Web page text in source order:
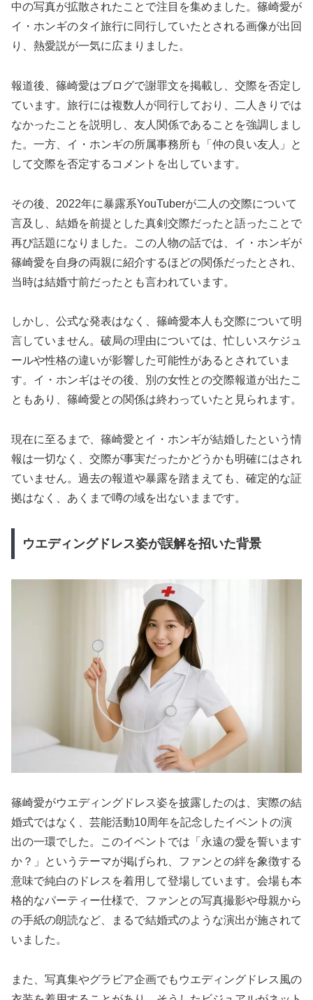
中の写真が拡散されたことで注目を集めました。篠崎愛が
イ・ホンギのタイ旅行に同行していたとされる画像が出回
り、熱愛説が一気に広まりました。
報道後、篠崎愛はブログで謝罪文を掲載し、交際を否定し
ています。旅行には複数人が同行しており、二人きりでは
なかったことを説明し、友人関係であることを強調しまし
た。一方、イ・ホンギの所属事務所も「仲の良い友人」と
して交際を否定するコメントを出しています。
その後、2022年に暴露系YouTuberが二人の交際について
言及し、結婚を前提とした真剣交際だったと語ったことで
再び話題になりました。この人物の話では、イ・ホンギが
篠崎愛を自身の両親に紹介するほどの関係だったとされ、
当時は結婚寸前だったとも言われています。
しかし、公式な発表はなく、篠崎愛本人も交際について明
言していません。破局の理由については、忙しいスケジュ
ールや性格の違いが影響した可能性があるとされていま
す。イ・ホンギはその後、別の女性との交際報道が出たこ
ともあり、篠崎愛との関係は終わっていたと見られます。
現在に至るまで、篠崎愛とイ・ホンギが結婚したという情
報は一切なく、交際が事実だったかどうかも明確にはされ
ていません。過去の報道や暴露を踏まえても、確定的な証
拠はなく、あくまで噂の域を出ないままです。
ウエディングドレス姿が誤解を招いた背景
篠崎愛がウエディングドレス姿を披露したのは、実際の結
婚式ではなく、芸能活動10周年を記念したイベントの演
出の一環でした。このイベントでは「永遠の愛を誓います
か？」というテーマが掲げられ、ファンとの絆を象徴する
意味で純白のドレスを着用して登場しています。会場も本
格的なパーティー仕様で、ファンとの写真撮影や母親から
の手紙の朗読など、まるで結婚式のような演出が施されて
いました。
また、写真集やグラビア企画でもウエディングドレス風の